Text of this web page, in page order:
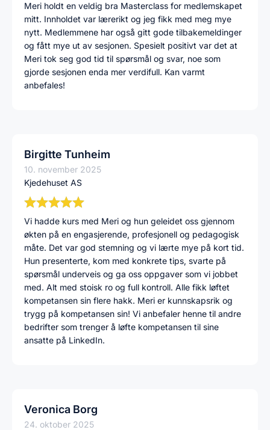
Meri holdt en veldig bra Masterclass for medlemskapet
mitt. Innholdet var lærerikt og jeg fikk med meg mye
nytt. Medlemmene har også gitt gode tilbakemeldinger
og fått mye ut av sesjonen. Spesielt positivt var det at
Meri tok seg god tid til spørsmål og svar, noe som
gjorde sesjonen enda mer verdifull. Kan varmt
anbefales!
Birgitte Tunheim
10. november 2025
Kjedehuset AS
Vi hadde kurs med Meri og hun geleidet oss gjennom
økten på en engasjerende, profesjonell og pedagogisk
måte. Det var god stemning og vi lærte mye på kort tid.
Hun presenterte, kom med konkrete tips, svarte på
spørsmål underveis og ga oss oppgaver som vi jobbet
med. Alt med stoisk ro og full kontroll. Alle fikk løftet
kompetansen sin flere hakk. Meri er kunnskapsrik og
trygg på kompetansen sin! Vi anbefaler henne til andre
bedrifter som trenger å løfte kompetansen til sine
ansatte på LinkedIn.
Veronica Borg
24. oktober 2025